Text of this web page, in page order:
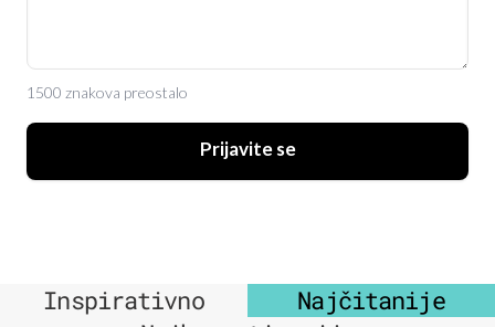
1500 znakova preostalo
Prijavite se
Inspirativno
Najčitanije